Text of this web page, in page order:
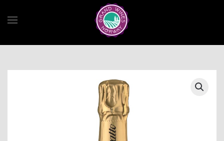
Skip to main content